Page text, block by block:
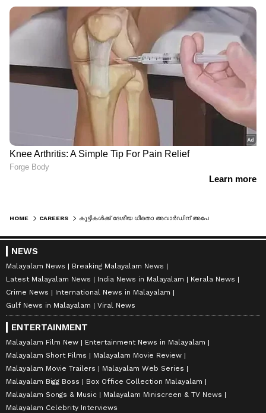
HOME CAREERS
NEWS
Malayalam News
Breaking Malayalam News
Latest Malayalam News
India News in Malayalam
Kerala News
Crime News
International News in Malayalam
Gulf News in Malayalam
Viral News
ENTERTAINMENT
Malayalam Film New
Entertainment News in Malayalam
Malayalam Short Films
Malayalam Movie Review
Malayalam Movie Trailers
Malayalam Web Series
Malayalam Bigg Boss
Box Office Collection Malayalam
Malayalam Songs & Music
Malayalam Miniscreen & TV News
Malayalam Celebrity Interviews